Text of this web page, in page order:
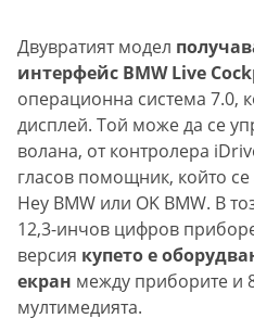
Двувратият модел
интерфейс BMW Live
операционна система 7.0,
дисплей. Той може да се
волана, от контролера
гласов помощник, който
Hey BMW или OK BMW. В
12,3-инчов цифров
версия купето е
екран между приборите и
мултимедията.